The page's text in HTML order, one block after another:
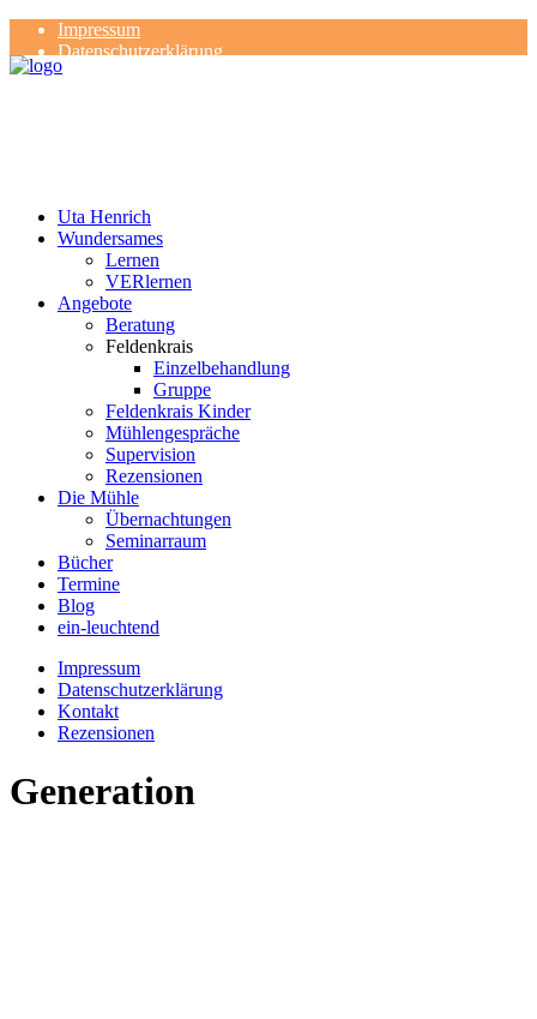
Impressum
Datenschutzerklärung
Kontakt
Uta Henrich
Wundersames
Lernen
VERlernen
Angebote
Beratung
Feldenkrais
Einzelbehandlung
Gruppe
Feldenkrais Kinder
Mühlengespräche
Supervision
Rezensionen
Die Mühle
Übernachtungen
Seminarraum
Bücher
Termine
Blog
ein-leuchtend
Impressum
Datenschutzerklärung
Kontakt
Rezensionen
Generation